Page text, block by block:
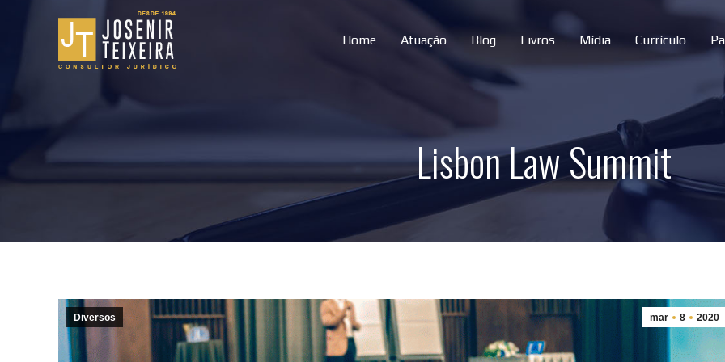
Home Atuação Blog Livros Mídia Currículo
Lisbon Law Summit
mar 8 2020
Diversos